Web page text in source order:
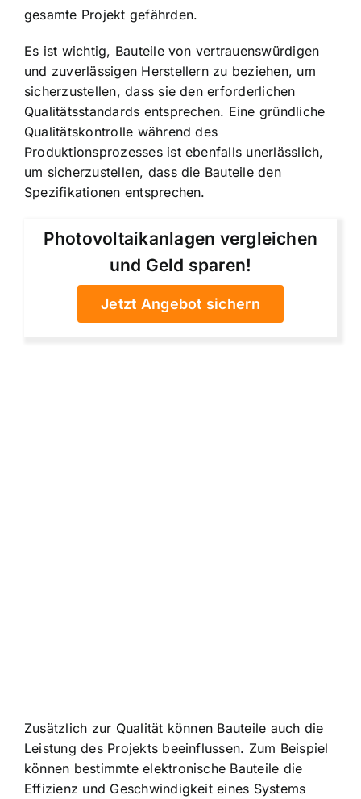
gesamte Projekt gefährden.
Es ist wichtig, Bauteile von vertrauenswürdigen
und zuverlässigen Herstellern zu beziehen, um
sicherzustellen, dass sie den erforderlichen
Qualitätsstandards entsprechen. Eine gründliche
Qualitätskontrolle während des
Produktionsprozesses ist ebenfalls unerlässlich,
um sicherzustellen, dass die Bauteile den
Spezifikationen entsprechen.
Photovoltaikanlagen vergleichen
und Geld sparen!
Jetzt Angebot sichern
Zusätzlich zur Qualität können Bauteile auch die
Leistung des Projekts beeinflussen. Zum Beispiel
können bestimmte elektronische Bauteile die
Effizienz und Geschwindigkeit eines Systems